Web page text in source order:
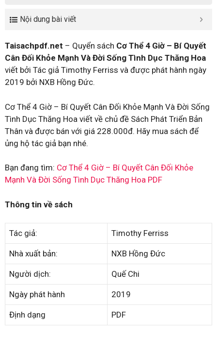
Nội dung bài viết
Taisachpdf.net – Quyển sách Cơ Thể 4 Giờ – Bí Quyết
Cân Đối Khỏe Mạnh Và Đời Sống Tình Dục Thăng Hoa
viết bởi Tác giả Timothy Ferriss và được phát hành ngày
2019 bởi NXB Hồng Đức.
Cơ Thể 4 Giờ – Bí Quyết Cân Đối Khỏe Mạnh Và Đời Sống
Tình Dục Thăng Hoa viết về chủ đề Sách Phát Triển Bản
Thân và được bán với giá 228.000đ. Hãy mua sách để
ủng hộ tác giả bạn nhé.
Bạn đang tìm: Cơ Thể 4 Giờ – Bí Quyết Cân Đối Khỏe
Mạnh Và Đời Sống Tình Dục Thăng Hoa PDF
Thông tin về sách
Tác giả: Timothy Ferriss
Nhà xuất bản: NXB Hồng Đức
Người dịch: Quế Chi
Ngày phát hành 2019
Định dạng PDF